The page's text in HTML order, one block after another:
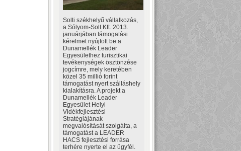
Solti székhelyű vállalkozás,
a Sólyom-Solt Kft. 2013.
januárjában támogatási
kérelmet nyújtott be a
Dunamellék Leader
Egyesülethez turisztikai
tevékenységek ösztönzése
jogcímre, mely keretében
közel 35 millió forint
támogatást nyert szálláshely
kialakításra. A projekt a
Dunamellék Leader
Egyesület Helyi
Vidékfejlesztési
Stratégiájának
megvalósítását szolgálta, a
támogatást a LEADER
HACS fejlesztési forrása
terhére nyerte el az ügyfél.